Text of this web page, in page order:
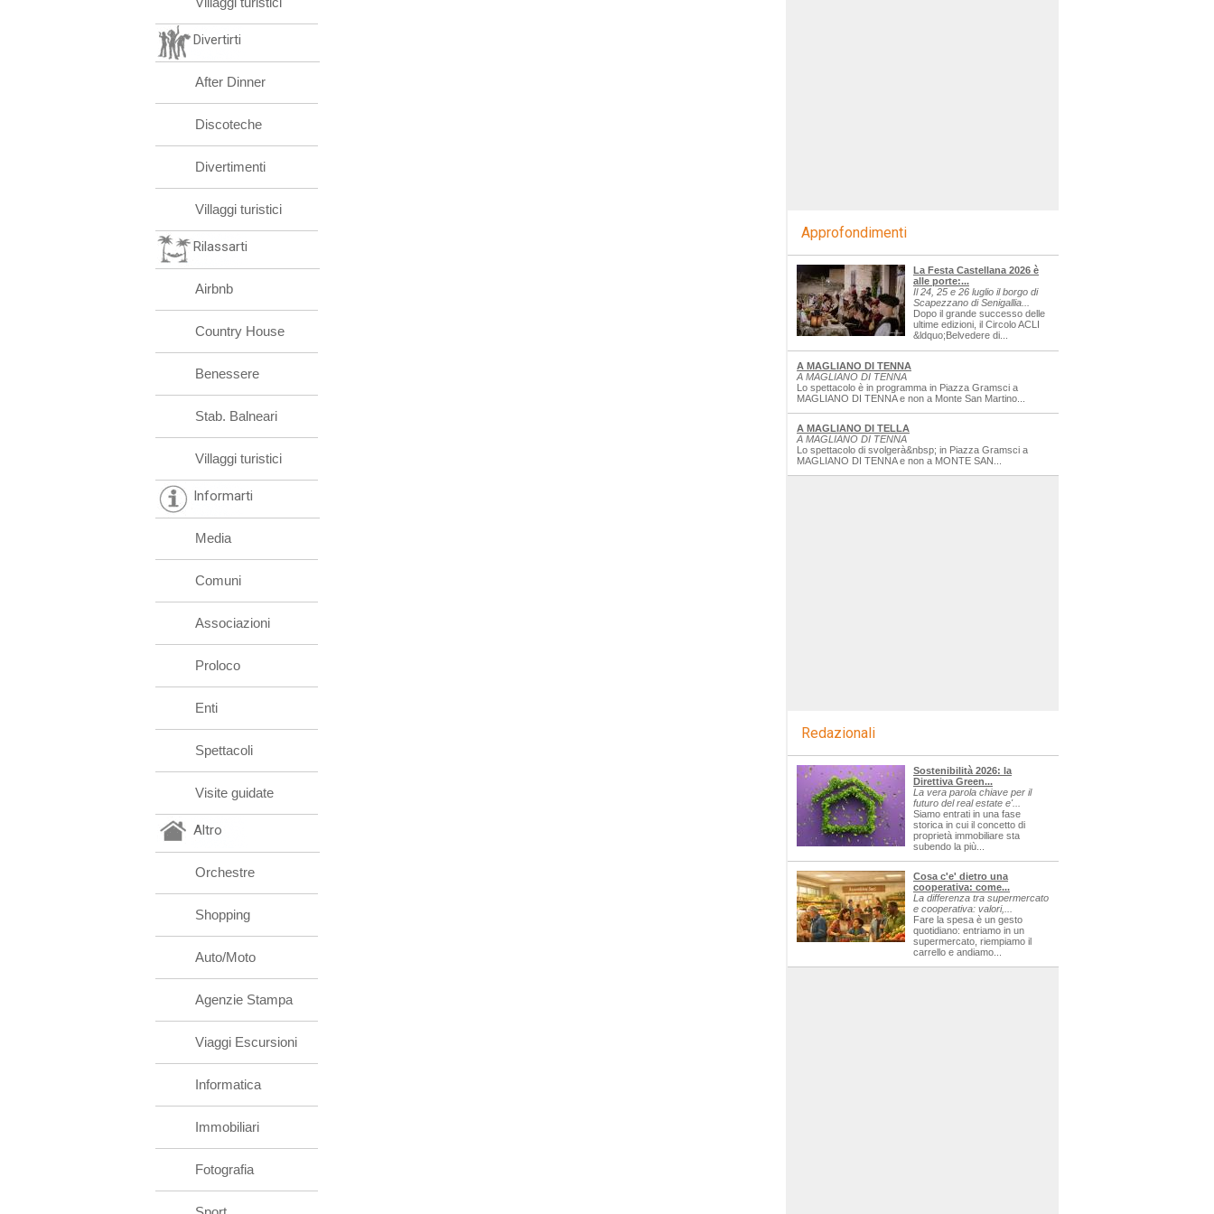
Divertirti
After Dinner
Discoteche
Divertimenti
Villaggi turistici
Rilassarti
Airbnb
Country House
Benessere
Stab. Balneari
Villaggi turistici
Informarti
Media
Comuni
Associazioni
Proloco
Enti
Spettacoli
Visite guidate
Altro
Orchestre
Shopping
Auto/Moto
Agenzie Stampa
Viaggi Escursioni
Informatica
Immobiliari
Fotografia
Approfondimenti
La Festa Castellana 2026 è
alle porte:...
Il 24, 25 e 26 luglio il borgo di
Scapezzano di Senigallia...
Dopo il grande successo delle
ultime edizioni, il Circolo ACLI
&ldquo;Belvedere di...
A MAGLIANO DI TENNA
A MAGLIANO DI TENNA
Lo spettacolo è in programma in Piazza Gramsci a
MAGLIANO DI TENNA e non a Monte San Martino...
A MAGLIANO DI TELLA
A MAGLIANO DI TENNA
Lo spettacolo di svolgerà&nbsp; in Piazza Gramsci a
MAGLIANO DI TENNA e non a MONTE SAN...
Redazionali
Sostenibilità 2026: la
Direttiva Green...
La vera parola chiave per il
futuro del real estate e'...
Siamo entrati in una fase
storica in cui il concetto di
proprietà immobiliare sta
subendo la più...
Cosa c'e' dietro una
cooperativa: come...
La differenza tra supermercato
e cooperativa: valori,...
Fare la spesa è un gesto
quotidiano: entriamo in un
supermercato, riempiamo il
carrello e andiamo...